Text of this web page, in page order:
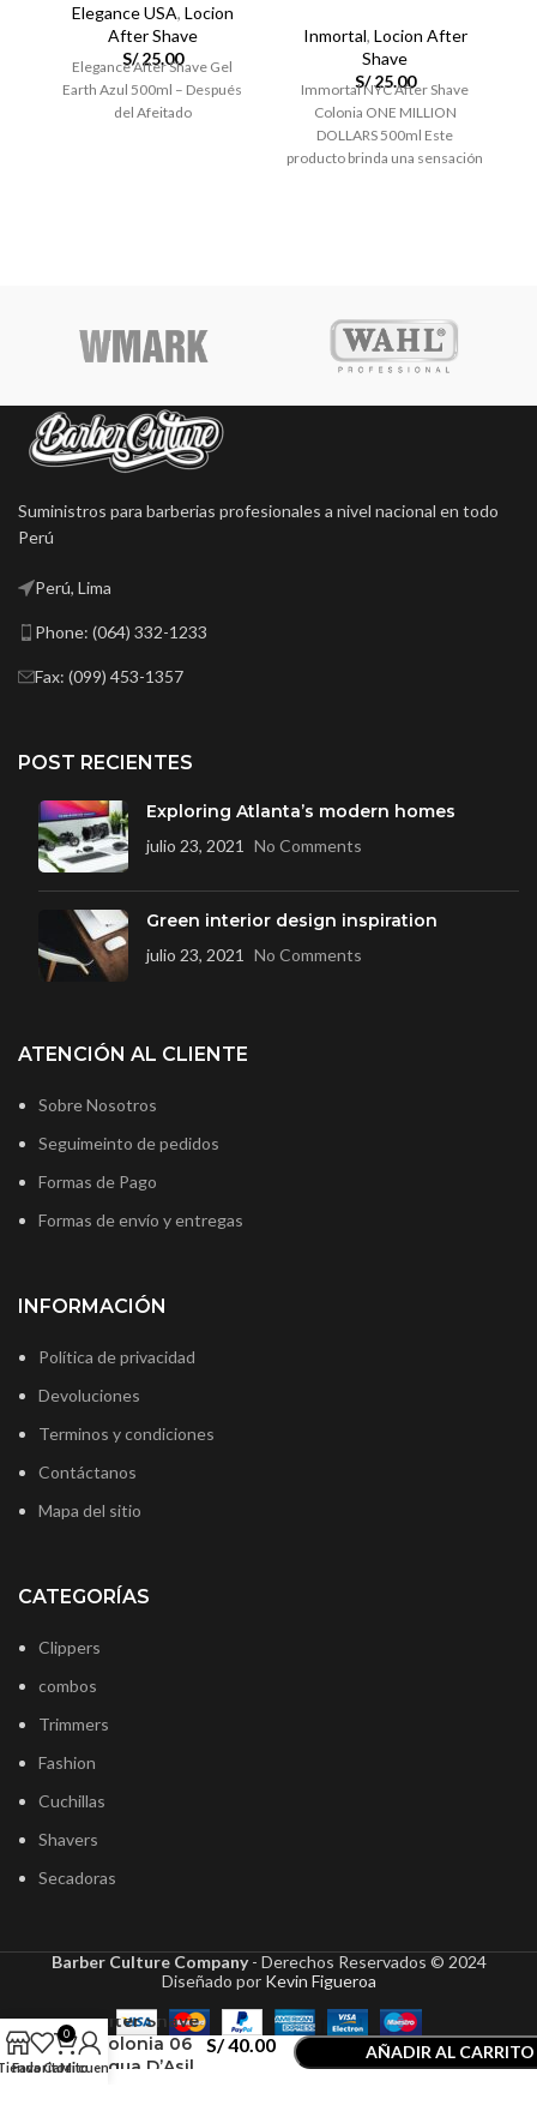
Elegance USA, Locion
After Shave
S/25.00
Elegance After Shave Gel
Earth Azul 500ml – Después
del Afeitado
Inmortal, Locion After
Shave
S/25.00
Immortal NYC After Shave
Colonia ONE MILLION
DOLLARS 500ml Este
producto brinda una sensación
Suministros para barberias profesionales a nivel nacional en todo
Perú
Perú, Lima
Phone: (064) 332-1233
Fax: (099) 453-1357
POST RECIENTES
Exploring Atlanta’s modern homes
julio 23, 2021 No Comments
Green interior design inspiration
julio 23, 2021 No Comments
ATENCIÓN AL CLIENTE
Sobre Nosotros
Seguimeinto de pedidos
Formas de Pago
Formas de envío y entregas
INFORMACIÓN
Política de privacidad
Devoluciones
Terminos y condiciones
Contáctanos
Mapa del sitio
CATEGORÍAS
Clippers
combos
Trimmers
Fashion
Cuchillas
Shavers
Secadoras
Barber Culture Company- Derechos Reservados © 2024
Diseñado por Kevin Figueroa
After Shave
Colonia 06
Aqua D’Asil
S/40.00
AÑADIR AL CARRITO
Favoritos
0
Carrito
Mi cuenta